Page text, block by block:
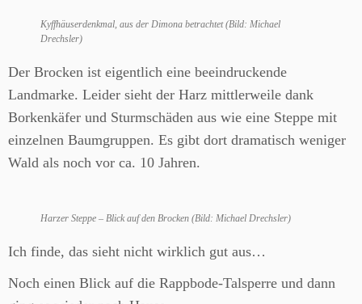
Kyffhäuserdenkmal, aus der Dimona betrachtet (Bild: Michael
Drechsler)
Der Brocken ist eigentlich eine beeindruckende
Landmarke. Leider sieht der Harz mittlerweile dank
Borkenkäfer und Sturmschäden aus wie eine Steppe mit
einzelnen Baumgruppen. Es gibt dort dramatisch weniger
Wald als noch vor ca. 10 Jahren.
Harzer Steppe – Blick auf den Brocken (Bild: Michael Drechsler)
Ich finde, das sieht nicht wirklich gut aus…
Noch einen Blick auf die Rappbode-Talsperre und dann